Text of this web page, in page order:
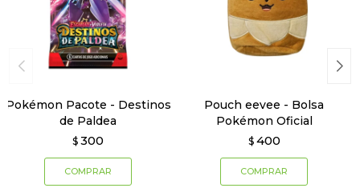
Pokémon Pacote - Destinos
de Paldea
$ 300
Pouch eevee - Bolsa
Pokémon Oficial
$ 400